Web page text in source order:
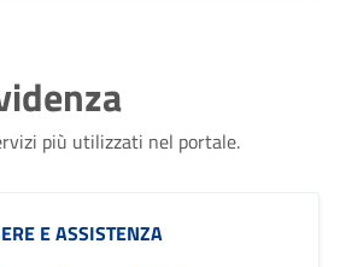
più utilizzati nel portale.
E ASSISTENZA